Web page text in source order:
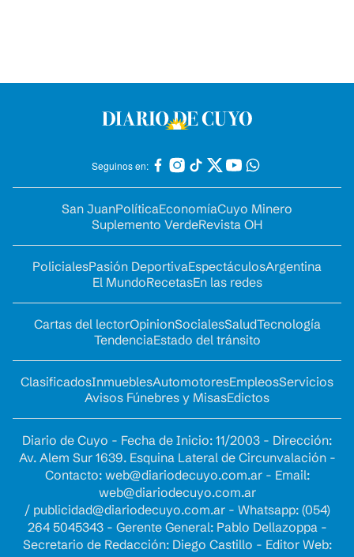
Seguinos en:
San JuanPolíticaEconomíaCuyo Minero
Suplemento VerdeRevista OH
PolicialesPasión DeportivaEspectáculosArgentina
El MundoRecetasEn las redes
Cartas del lectorOpinionSocialesSaludTecnología
TendenciaEstado del tránsito
ClasificadosInmueblesAutomotoresEmpleosServicios
Avisos Fúnebres y MisasEdictos
Diario de Cuyo - Fecha de Inicio: 11/2003 - Dirección:
Av. Alem Sur 1639. Esquina Lateral de Circunvalación -
Contacto: web@diariodecuyo.com.ar- Email:
web@diariodecuyo.com.ar
/ publicidad@diariodecuyo.com.ar- Whatsapp: (054)
264 5045343 - Gerente General: Pablo Dellazoppa -
Secretario de Redacción: Diego Castillo - Editor Web: